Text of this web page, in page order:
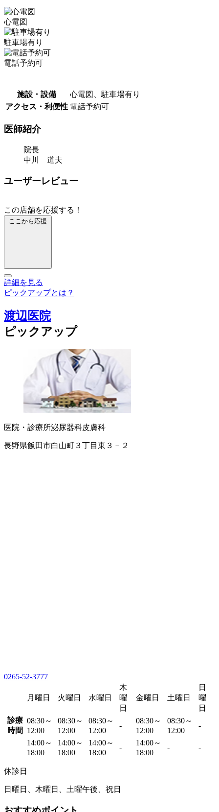
心電図
駐車場有り
電話予約可
施設・設備
心電図、駐車場有り
アクセス・利便性 電話予約可
医師紹介
院長
中川 道夫
ユーザーレビュー
この店舗を応援する！
ここから応援
詳細を見る
ピックアップとは？
渡辺医院
ピックアップ
医院・診療所泌尿器科皮膚科
長野県飯田市白山町３丁目東３－２
0265-52-3777
月曜日 火曜日 水曜日
木
曜
日
金曜日 土曜日
日
曜
日
診療
時間
08:30～
12:00
08:30～
12:00
08:30～
12:00
-
08:30～
12:00
08:30～
12:00
-
14:00～
18:00
14:00～
18:00
14:00～
18:00
-
14:00～
18:00
- -
休診日
日曜日、木曜日、土曜午後、祝日